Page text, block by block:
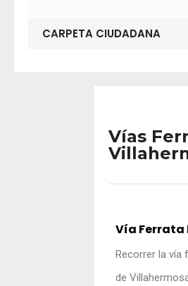
CARPETA CIUDADANA
Vías
Vía Ferrata
Recorrer la vía
de